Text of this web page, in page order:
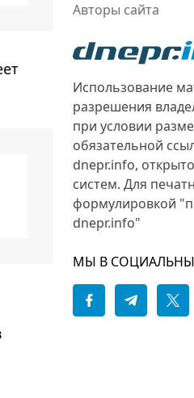
Авторы сайта
Использование
разрешения
при условии
обязательной
dnepr.info,
систем. Для
формулировкой
dnepr.info"
МЫ В